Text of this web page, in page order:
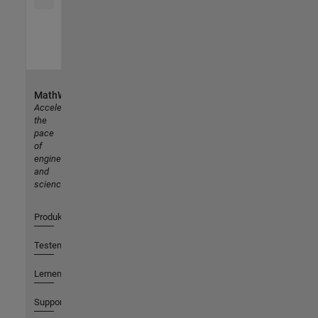
MathWorks
Accelerating
the
pace
of
engineering
and
science
Produkte
Testen oder Kaufen
Lernen
Support